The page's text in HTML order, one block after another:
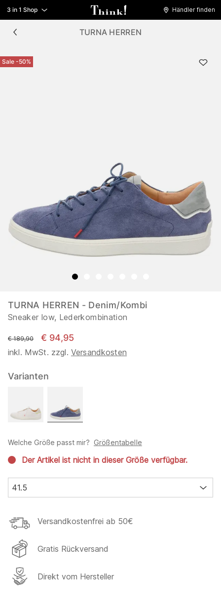
3 in 1 Shop Händler finden
TURNA HERREN
Sale -50%
TURNA HERREN - Denim/Kombi
Sneaker low, Lederkombination
statt
€ 189,90 € 94,95
inkl. MwSt. zzgl. Versandkosten
Varianten
Welche Größe passt mir? Größentabelle
Der Artikel ist nicht in dieser Größe verfügbar.
41.5
Versandkostenfrei ab 50€
Gratis Rückversand
Direkt vom Hersteller